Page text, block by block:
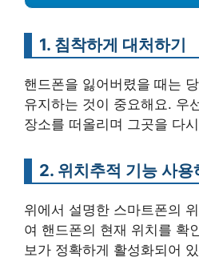
1. 침착하게 대처하기
핸드폰을 잃어버렸을 때는
유지하는 것이 중요해요. 우
장소를 떠올리며 그곳을 다
2. 위치추적 기능 사용
위에서 설명한 스마트폰의
여 핸드폰의 현재 위치를 확
보가 정확하게 활성화되어